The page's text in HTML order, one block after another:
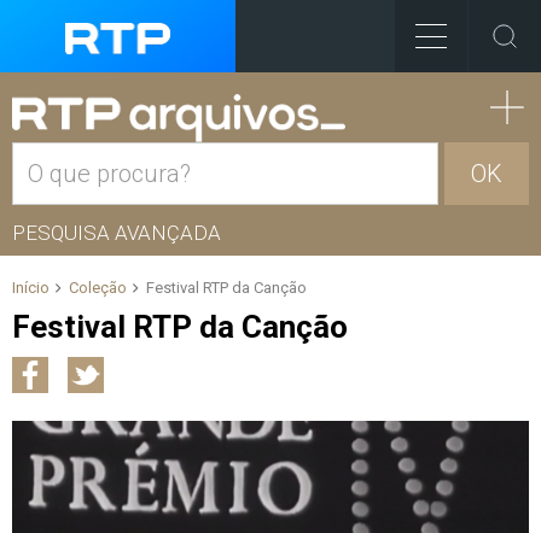
OK
PESQUISA AVANÇADA
Início Coleção Festival RTP da Canção
Festival RTP da Canção